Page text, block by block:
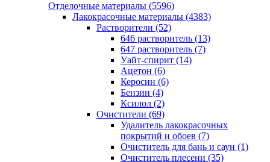
Отделочные материалы (5596)
Лакокрасочные материалы (4383)
Растворители (52)
646 растворитель (13)
647 растворитель (7)
Уайт-спирит (14)
Ацетон (6)
Керосин (6)
Бензин (4)
Ксилол (2)
Очистители (69)
Удалитель лакокрасочных
покрытий и обоев (7)
Очиститель для бань и саун (1)
Очиститель плесени (35)